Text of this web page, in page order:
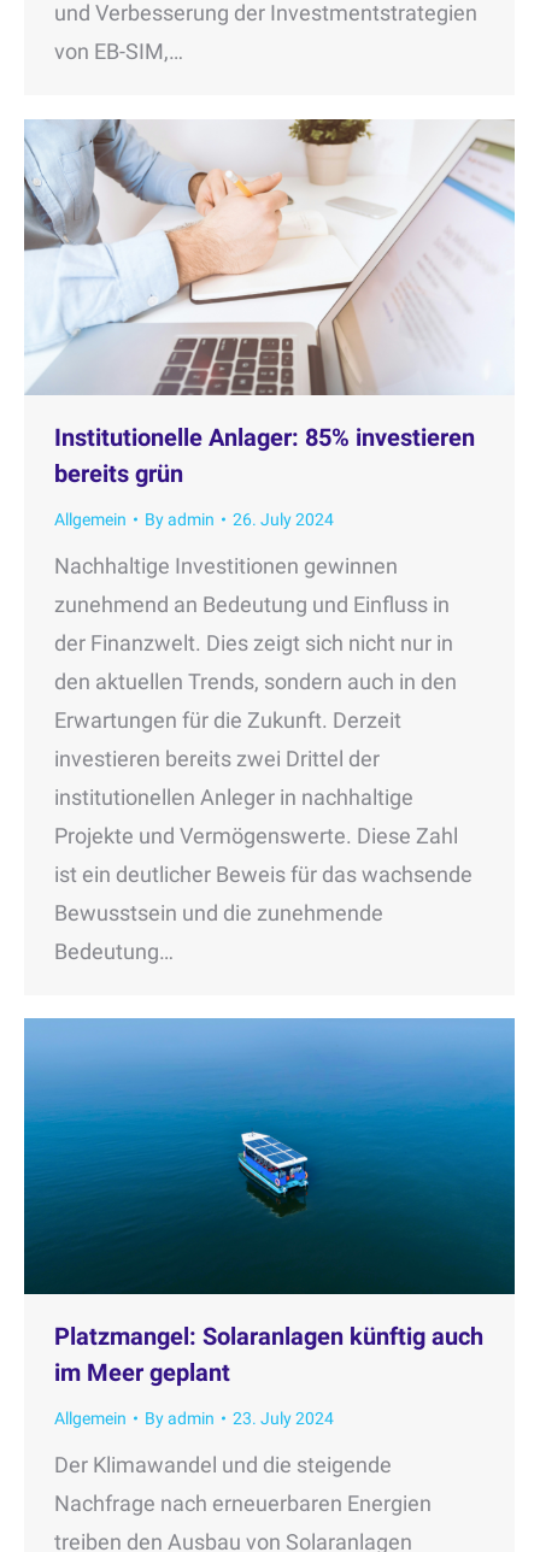
und Verbesserung der Investmentstrategien
von EB-SIM,…
Institutionelle Anlager: 85% investieren
bereits grün
Allgemein Byadmin 26. July 2024
Nachhaltige Investitionen gewinnen
zunehmend an Bedeutung und Einfluss in
der Finanzwelt. Dies zeigt sich nicht nur in
den aktuellen Trends, sondern auch in den
Erwartungen für die Zukunft. Derzeit
investieren bereits zwei Drittel der
institutionellen Anleger in nachhaltige
Projekte und Vermögenswerte. Diese Zahl
ist ein deutlicher Beweis für das wachsende
Bewusstsein und die zunehmende
Bedeutung…
Platzmangel: Solaranlagen künftig auch
im Meer geplant
Allgemein Byadmin 23. July 2024
Der Klimawandel und die steigende
Nachfrage nach erneuerbaren Energien
treiben den Ausbau von Solaranlagen